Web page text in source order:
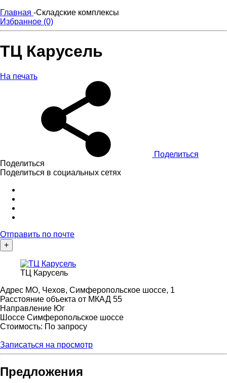
Главная -Складские комплексы
Избранное (0)
ТЦ Карусель
На печать
Поделиться
Поделиться
Поделиться в социальных сетях
Отправить по почте
+
ТЦ Карусель
Адрес МО, Чехов, Симферопольское шоссе, 1
Расстояние объекта от МКАД 55
Направление Юг
Шоссе Симферопольское шоссе
Стоимость: По запросу
Записаться на просмотр
Предложения